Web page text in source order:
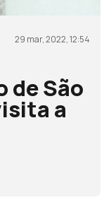
29 mar, 2022, 12:54
São
a